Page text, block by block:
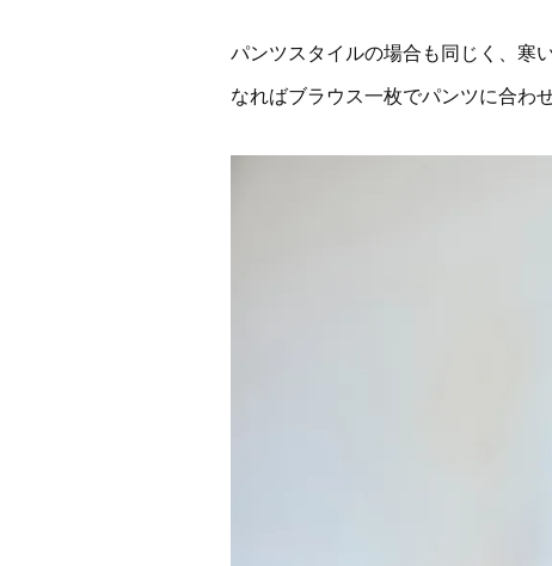
パンツスタイルの場合も同じく、寒
なればブラウス一枚でパンツに合わ